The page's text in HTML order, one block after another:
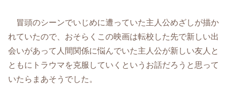
冒頭のシーンでいじめに遭っていた主人公めざしが描か
れていたので、おそらくこの映画は転校した先で新しい出
会いがあって人間関係に悩んでいた主人公が新しい友人と
ともにトラウマを克服していくというお話だろうと思って
いたらまあそうでした。